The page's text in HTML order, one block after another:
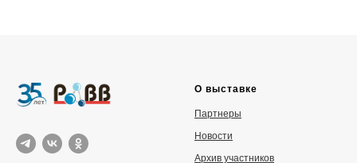
О выставке
Партнеры
Новости
Архив участников